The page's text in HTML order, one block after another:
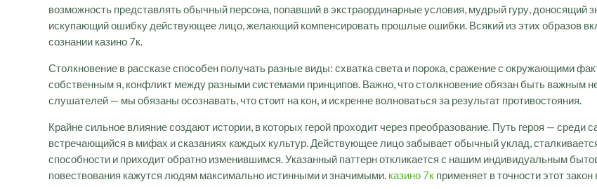
возможность представлять обычный персона, попавший в экстраординарные условия, мудрый гуру, доносящий
искупающий ошибку действующее лицо, желающий компенсировать прошлые ошибки. Всякий из этих образов
сознании казино 7к.
Столкновение в рассказе способен получать разные виды: схватка света и порока, сражение с окружающими
собственным я, конфликт между разными системами принципов. Важно, что столкновение обязан быть важным
слушателей — мы обязаны осознавать, что стоит на кон, и искренне волноваться за результат противостояния.
Крайне сильное влияние создают истории, в которых герой проходит через преобразование. Путь героя —
встречающийся в мифах и сказаниях каждых культур. Действующее лицо забывает обычный уклад,
способности и приходит обратно изменившимся. Указанный паттерн откликается с нашим индивидуальным
повествования кажутся людям максимально истинными и значимыми. казино 7к применяет в точности этот